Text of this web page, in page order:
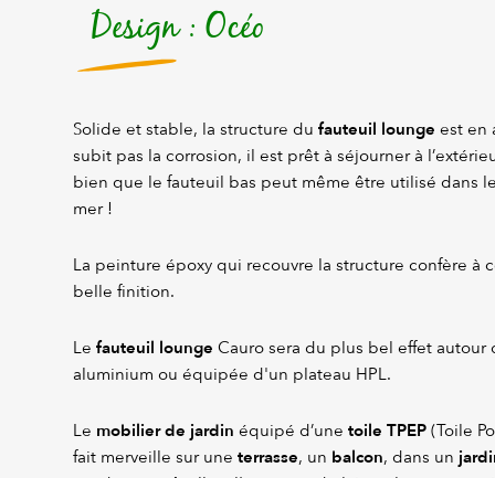
Design : Océo
Solide et stable, la structure du fauteuil lounge est en
subit pas la corrosion, il est prêt à séjourner à
bien que le fauteuil bas peut même être utilisé dans
mer !
La peinture époxy qui recouvre la structure confère à
belle finition.
Le fauteuil lounge Cauro sera du plus bel effet
aluminium ou équipée d'un plateau HPL.
Le mobilier de jardin équipé d’une toile TPEP (Toile
fait merveille sur une terrasse, un balcon, dans un